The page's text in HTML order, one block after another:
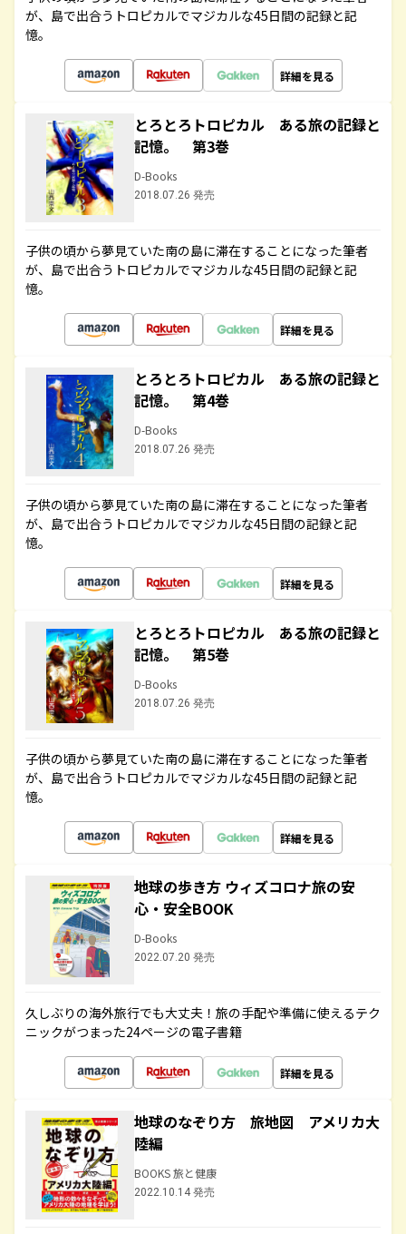
が、島で出合うトロピカルでマジカルな45日間の記録と記
憶。
詳細を見る
とろとろトロピカル ある旅の記録と
記憶。 第3巻
D-Books
2018.07.26 発売
子供の頃から夢見ていた南の島に滞在することになった筆者
が、島で出合うトロピカルでマジカルな45日間の記録と記
憶。
詳細を見る
とろとろトロピカル ある旅の記録と
記憶。 第4巻
D-Books
2018.07.26 発売
子供の頃から夢見ていた南の島に滞在することになった筆者
が、島で出合うトロピカルでマジカルな45日間の記録と記
憶。
詳細を見る
とろとろトロピカル ある旅の記録と
記憶。 第5巻
D-Books
2018.07.26 発売
子供の頃から夢見ていた南の島に滞在することになった筆者
が、島で出合うトロピカルでマジカルな45日間の記録と記
憶。
詳細を見る
地球の歩き方 ウィズコロナ旅の安
心・安全BOOK
D-Books
2022.07.20 発売
久しぶりの海外旅行でも大丈夫！旅の手配や準備に使えるテク
ニックがつまった24ページの電子書籍
詳細を見る
地球のなぞり方 旅地図 アメリカ大
陸編
BOOKS 旅と健康
2022.10.14 発売